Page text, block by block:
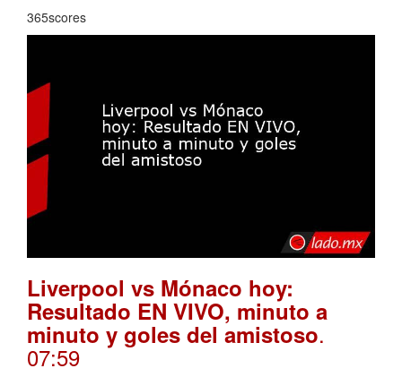
365scores
Liverpool vs Mónaco hoy:
Resultado EN VIVO, minuto a
minuto y goles del amistoso.
07:59